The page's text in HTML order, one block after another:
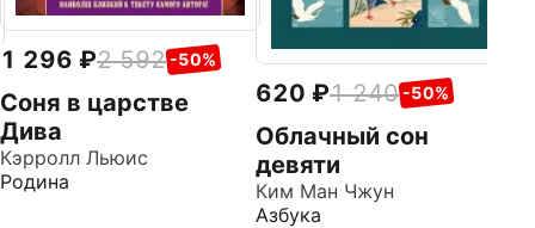
1 296 2 592 -50%
Соня в царстве
Дива
Кэрролл Льюис
Родина
620 1 240 -50%
Облачный сон
девяти
Ким Ман Чжун
Азбука